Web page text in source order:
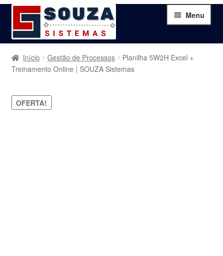
Pular
para
navegação
Pular
para
o
conteúdo
Menu
Home
Serviços
Início Gestão de Processos
Planilha 5W2H Excel +
Treinamento Online | SOUZA Sistemas
OFERTA!